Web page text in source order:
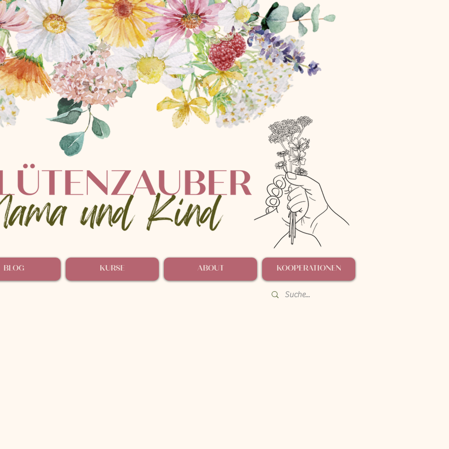
BLOG KURSE ABOUT KOOPERATIONEN